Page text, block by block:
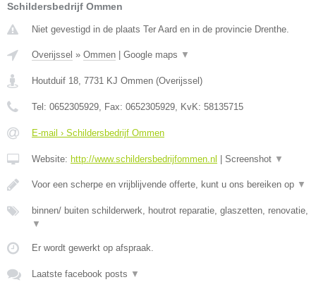
Schildersbedrijf Ommen
Niet gevestigd in de plaats Ter Aard en in de provincie Drenthe.
Overijssel » Ommen Google maps ▼
Houtduif 18, 7731 KJ Ommen (Overijssel )
Tel: 0652305929, Fax: 0652305929, KvK: 58135715
E-mail › Schildersbedrijf Ommen
Website: http://www.schildersbedrijfommen.nl Screenshot ▼
Voor een scherpe en vrijblijvende offerte, kunt u ons bereiken op ▼
binnen/ buiten schilderwerk, houtrot reparatie, glaszetten, renovatie,
▼
Er wordt gewerkt op afspraak.
Laatste facebook posts ▼